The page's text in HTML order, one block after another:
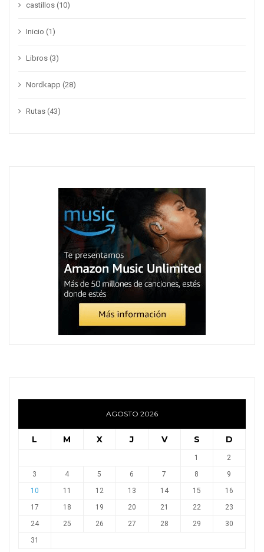
castillos (10)
Inicio (1)
Libros (3)
Nordkapp (28)
Rutas (43)
AGOSTO 2026
L M X J V S D
1
2
3
4 5 6 7 8
9
10
11 12 13 14 15
16
17
18 19 20 21 22
23
24
25 26 27 28 29
30
31